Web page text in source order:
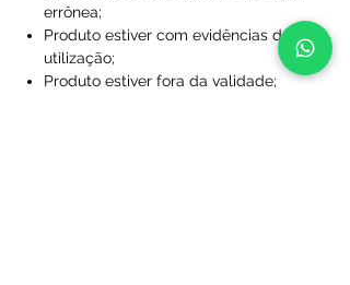
errônea;
Produto estiver com evidências de
utilização;
Produto estiver fora da validade;